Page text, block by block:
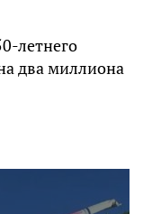
летнего
два миллиона